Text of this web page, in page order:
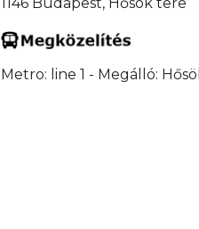
Metro: line 1 - Megálló: